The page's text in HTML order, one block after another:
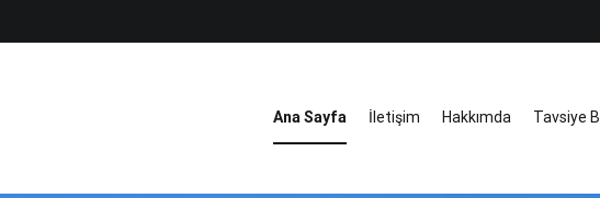
Ana Sayfa İletişim Hakkımda Tavsiye